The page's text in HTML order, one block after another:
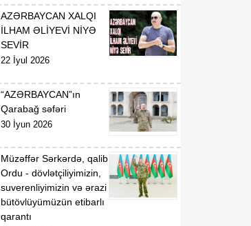
AZƏRBAYCAN XALQI
İLHAM ƏLİYEVİ NİYƏ
SEVİR
22 İyul 2026
“AZƏRBAYCAN”ın
Qarabağ səfəri
30 İyun 2026
Müzəffər Sərkərdə, qalib
Ordu - dövlətçiliyimizin,
suverenliyimizin və ərazi
bütövlüyümüzün etibarlı
qarantı